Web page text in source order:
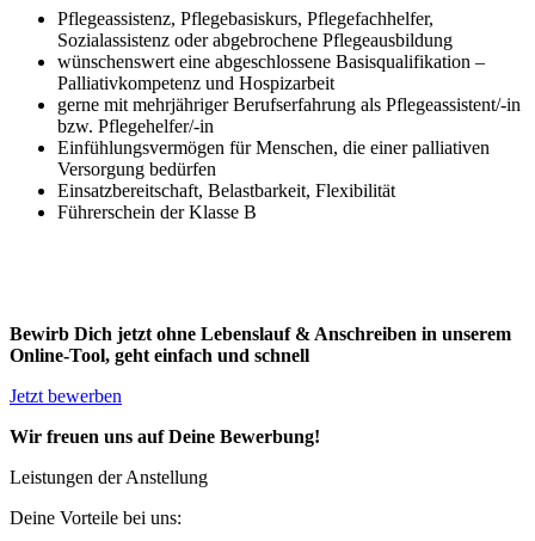
Pflegeassistenz, Pflegebasiskurs, Pflegefachhelfer,
Sozialassistenz oder abgebrochene Pflegeausbildung
wünschenswert eine abgeschlossene Basisqualifikation –
Palliativkompetenz und Hospizarbeit
gerne mit mehrjähriger Berufserfahrung als Pflegeassistent/-in
bzw. Pflegehelfer/-in
Einfühlungsvermögen für Menschen, die einer palliativen
Versorgung bedürfen
Einsatzbereitschaft, Belastbarkeit, Flexibilität
Führerschein der Klasse B
Bewirb Dich jetzt ohne Lebenslauf & Anschreiben in unserem
Online-Tool, geht einfach und schnell
Jetzt bewerben
Wir freuen uns auf Deine Bewerbung!
Leistungen der Anstellung
Deine Vorteile bei uns: